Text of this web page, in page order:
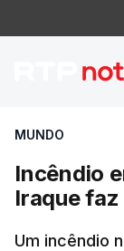
MUNDO
Incêndio
Iraque
Um incêndio